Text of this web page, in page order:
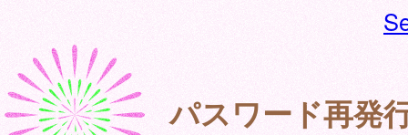
パスワード再発